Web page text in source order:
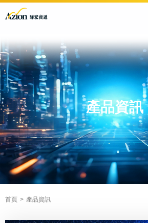
產品資訊
首頁 產品資訊